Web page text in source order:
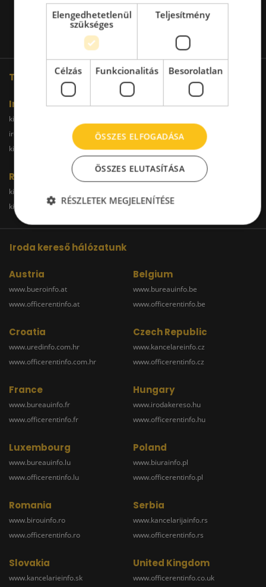
További oldalaink
Iroda
kiadoiroda.info
irodakiadobudapest.hu
kiadoirodabudaors.hu
kiadoirodagyor.hu
Raktár
kiadoraktarbudapest.hu
kiadoraktardebrecen.hu
raktarszekesfehervar.hu
Iroda kereső hálózatunk
Austria
www.bueroinfo.at
www.officerentinfo.at
Belgium
www.bureauinfo.be
www.officerentinfo.be
Croatia
www.uredinfo.com.hr
www.officerentinfo.com.hr
Czech Republic
www.kancelareinfo.cz
www.officerentinfo.cz
France
www.bureauinfo.fr
www.officerentinfo.fr
Hungary
www.irodakereso.hu
www.officerentinfo.hu
Luxembourg
www.bureauinfo.lu
www.officerentinfo.lu
Poland
www.biurainfo.pl
www.officerentinfo.pl
Romania
www.birouinfo.ro
www.officerentinfo.ro
Serbia
www.kancelarijainfo.rs
www.officerentinfo.rs
Slovakia
www.kancelarieinfo.sk
United Kingdom
www.officerentinfo.co.uk
Elengedhetetlenül
szükséges
Teljesítmény
Célzás Funkcionalitás Besorolatlan
ÖSSZES ELFOGADÁSA
ÖSSZES ELUTASÍTÁSA
RÉSZLETEK MEGJELENÍTÉSE